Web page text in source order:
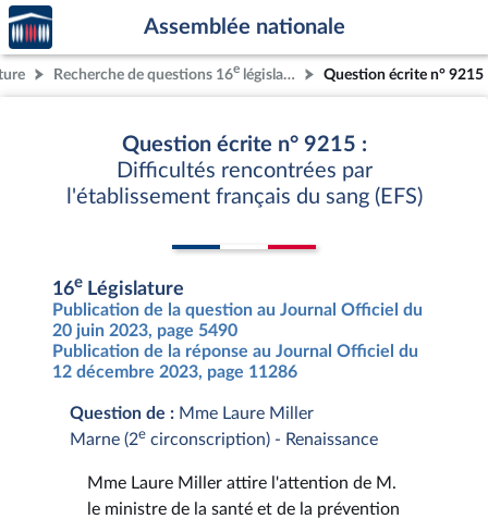
Aller au contenu
Aller en bas de la page
Accèder
à la
page
d'accueil
Assemblée nationale
Recherche de questions 16e législature Question écrite n° 9215
Question écrite n° 9215 :
Difficultés rencontrées par
l'établissement français du sang (EFS)
16e Législature
Publication de la question au Journal Officiel du
20 juin 2023, page 5490
Publication de la réponse au Journal Officiel du
12 décembre 2023, page 11286
Question de : Mme Laure Miller
Marne (2e circonscription) - Renaissance
Mme Laure Miller attire l'attention de M.
le ministre de la santé et de la prévention